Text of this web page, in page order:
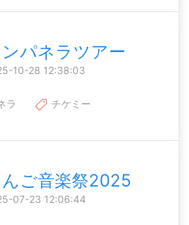
パネラツアー
10-28 12:38:03
ラ
チケミー
んご音楽祭2025
07-23 12:06:44